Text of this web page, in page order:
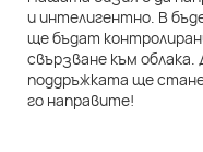
и интелигентно. В
ще бъдат
свързване към
поддръжката ще
го направите!